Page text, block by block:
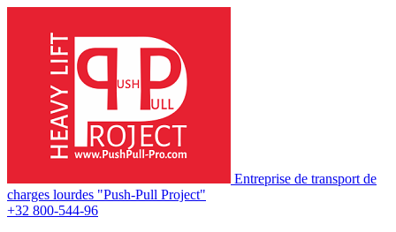
Entreprise de transport de
charges lourdes "Push-Pull Project"
+32 800-544-96